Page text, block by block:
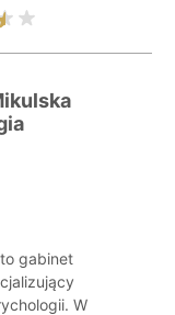
gabinet
W